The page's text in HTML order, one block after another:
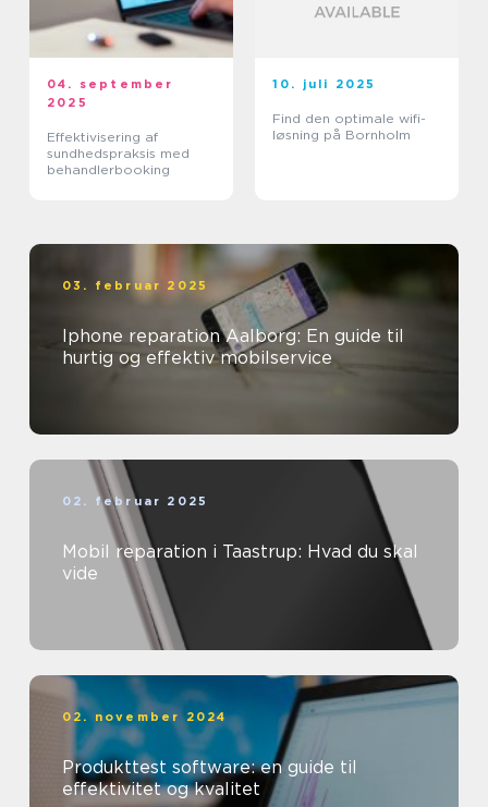
04. september
2025
Effektivisering af
sundhedspraksis med
behandlerbooking
10. juli 2025
Find den optimale wifi-
løsning på Bornholm
03. februar 2025
Iphone reparation Aalborg: En guide til
hurtig og effektiv mobilservice
02. februar 2025
Mobil reparation i Taastrup: Hvad du skal
vide
02. november 2024
Produkttest software: en guide til
effektivitet og kvalitet